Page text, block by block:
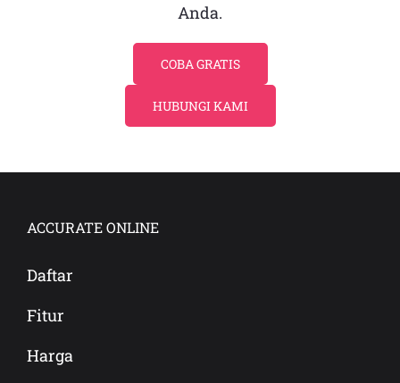
Anda.
COBA GRATIS
HUBUNGI KAMI
ACCURATE ONLINE
Daftar
Fitur
Harga